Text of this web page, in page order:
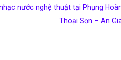
nước nghệ thuật tại Phụng
Thoại Sơn – An